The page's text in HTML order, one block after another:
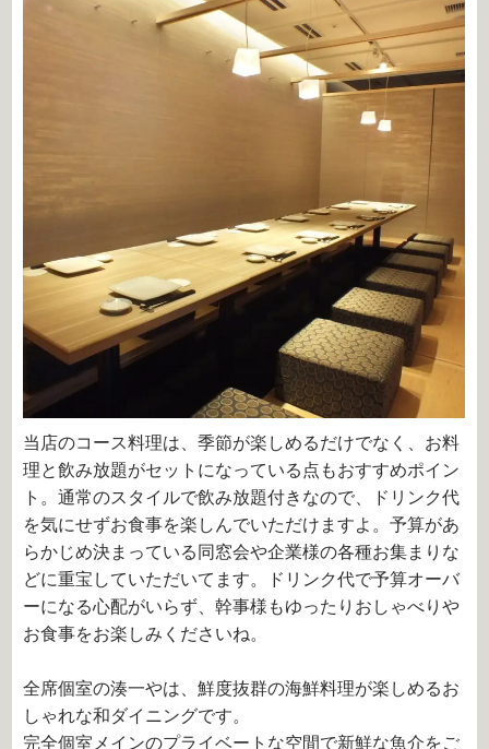
当店のコース料理は、季節が楽しめるだけでなく、お料
理と飲み放題がセットになっている点もおすすめポイン
ト。通常のスタイルで飲み放題付きなので、ドリンク代
を気にせずお食事を楽しんでいただけますよ。予算があ
らかじめ決まっている同窓会や企業様の各種お集まりな
どに重宝していただいてます。ドリンク代で予算オーバ
ーになる心配がいらず、幹事様もゆったりおしゃべりや
お食事をお楽しみくださいね。
全席個室の湊一やは、鮮度抜群の海鮮料理が楽しめるお
しゃれな和ダイニングです。
完全個室メインのプライベートな空間で新鮮な魚介をご